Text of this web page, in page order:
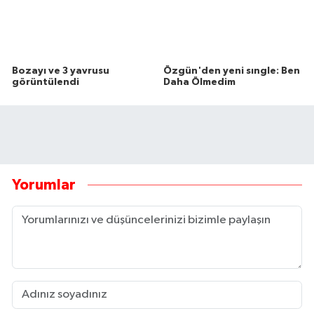
Bozayı ve 3 yavrusu
görüntülendi
Özgün'den yeni sıngle: Ben
Daha Ölmedim
Yorumlar